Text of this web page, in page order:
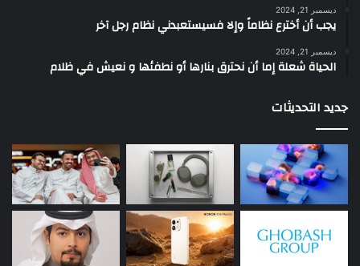
ديسمبر 21, 2024
يجب أن أخترع نظاماً وإلا فسيستعبدني نظام رجل آخر
ديسمبر 21, 2024
الحياة شعلة إما أن نحترق بنارها أو نطفئها و نعيش في ظلام
جديد التحديثات